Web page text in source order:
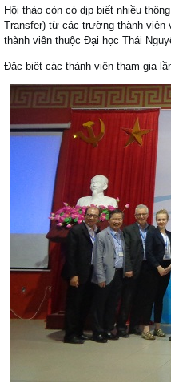
Hội thảo còn có dịp biết nhiều
Transfer) từ các trường thành viên
thành viên thuộc Đại học Thái
Đặc biệt các thành viên tham gia